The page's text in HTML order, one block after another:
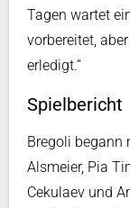
Tagen wartet
vorbereitet,
erledigt.“
Spielbericht
Bregoli begann
Alsmeier, Pia
Cekulaev und